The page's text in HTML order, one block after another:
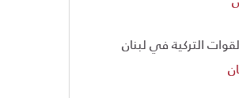
التركية في لبنان